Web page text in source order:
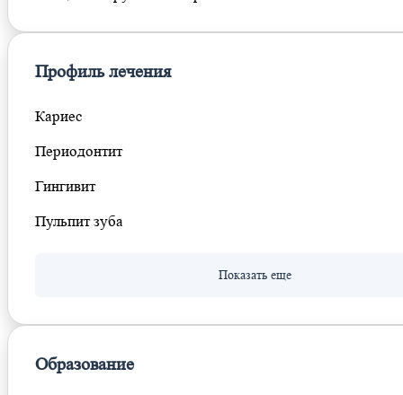
Профиль лечения
Кариес
Периодонтит
Гингивит
Пульпит зуба
Образование